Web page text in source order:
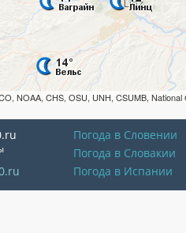
NOAA, CHS, OSU, UNH, CSUMB, National
Погода в Словении
Погода в Словакии
Погода в Испании